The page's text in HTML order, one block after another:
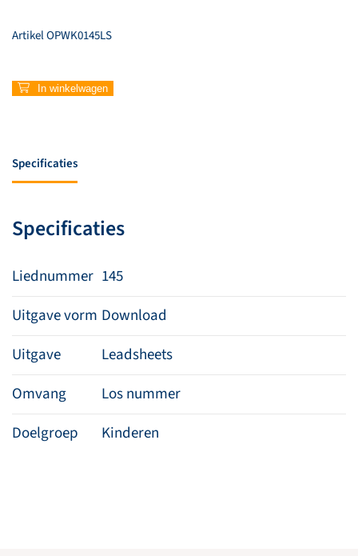
ArtikelOPWK0145LS
145
–
U
In winkelwagen
Specificaties
Specificaties
Liednummer 145
Uitgave vorm Download
Uitgave
Leadsheets
Omvang
Los nummer
Doelgroep
Kinderen